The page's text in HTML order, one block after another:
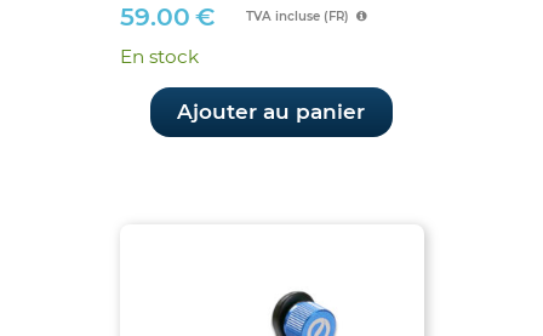
59.00 € TVA incluse (FR)
En stock
Ajouter au panier